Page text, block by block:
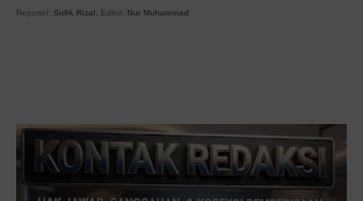
Reporter: Sidik Rizal , Editor: Nur Muhammad